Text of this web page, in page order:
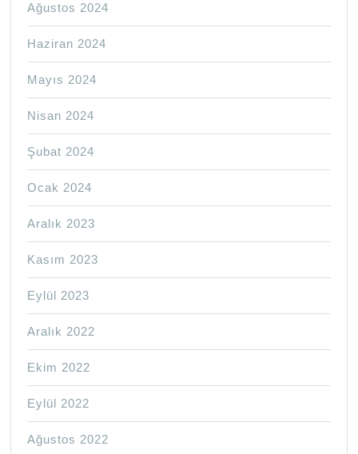
Ağustos 2024
Haziran 2024
Mayıs 2024
Nisan 2024
Şubat 2024
Ocak 2024
Aralık 2023
Kasım 2023
Eylül 2023
Aralık 2022
Ekim 2022
Eylül 2022
Ağustos 2022